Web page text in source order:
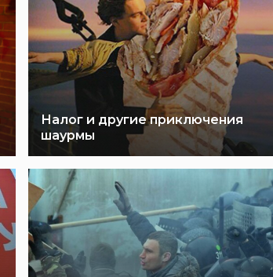
Налог и другие приключения
шаурмы